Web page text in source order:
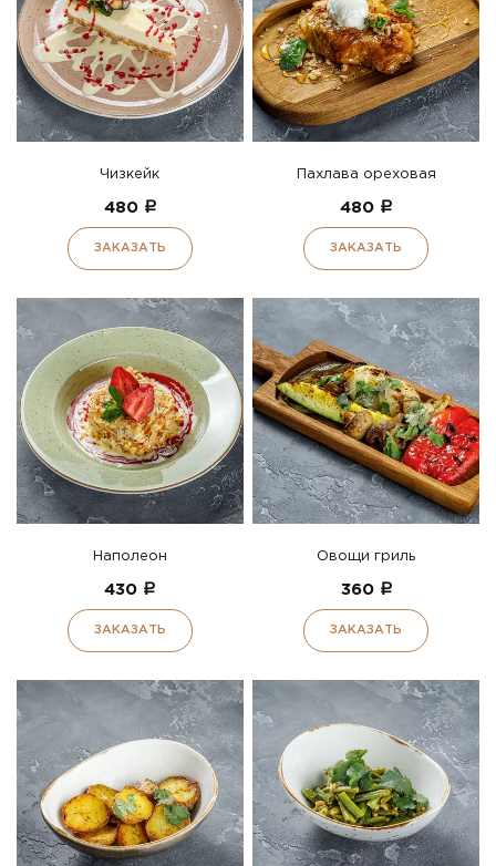
Чизкейк
480 a
ЗАКАЗАТЬ
Пахлава ореховая
480 a
ЗАКАЗАТЬ
Наполеон
430 a
ЗАКАЗАТЬ
Овощи гриль
360 a
ЗАКАЗАТЬ